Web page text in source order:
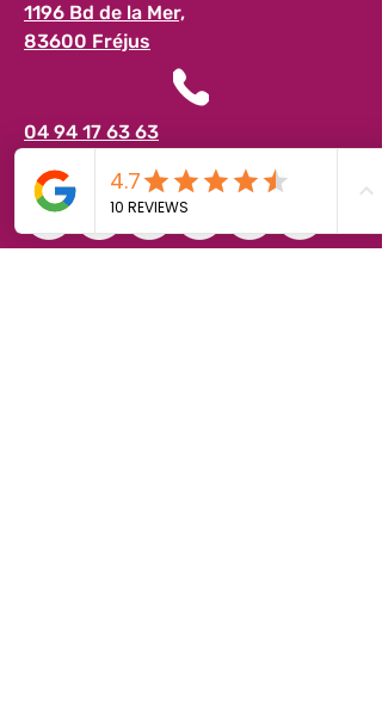
1196 Bd de la Mer,
83600 Fréjus
04 94 17 63 63